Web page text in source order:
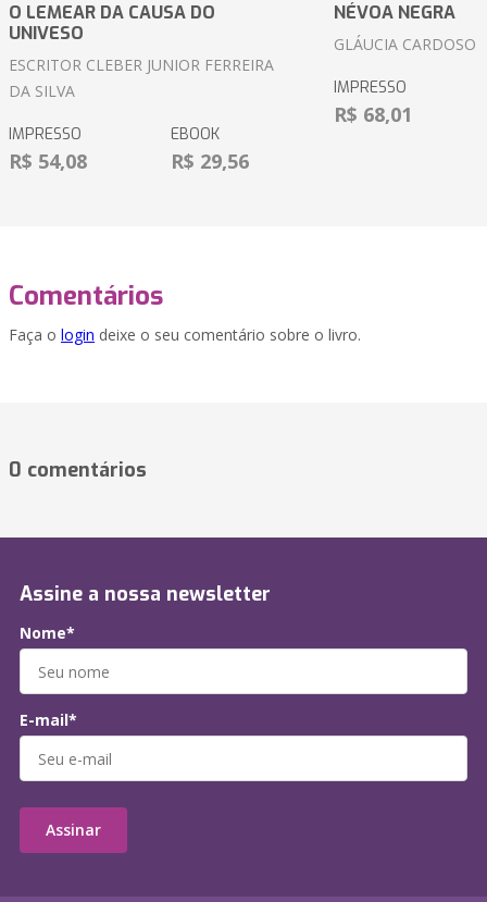
O LEMEAR DA CAUSA DO
UNIVESO
ESCRITOR CLEBER JUNIOR FERREIRA
DA SILVA
IMPRESSO
R$ 54,08
EBOOK
R$ 29,56
NÉVOA NEGRA
GLÁUCIA CARDOSO
IMPRESSO
R$ 68,01
Comentários
Faça o login deixe o seu comentário sobre o livro.
0 comentários
Assine a nossa newsletter
Nome*
E-mail*
Assinar